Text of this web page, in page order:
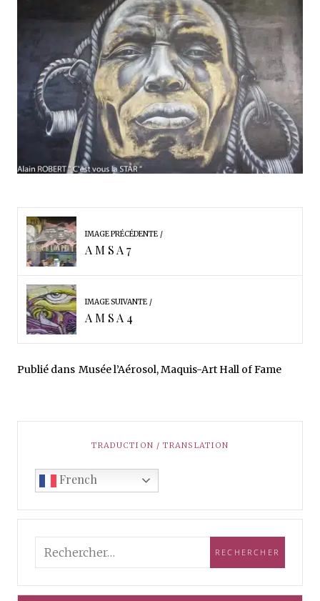
IMAGE PRÉCÉDENTE
A M S A 7
IMAGE SUIVANTE
A M S A 4
Publié dans Musée l’Aérosol, Maquis-Art Hall of Fame
TRADUCTION / TRANSLATION
French